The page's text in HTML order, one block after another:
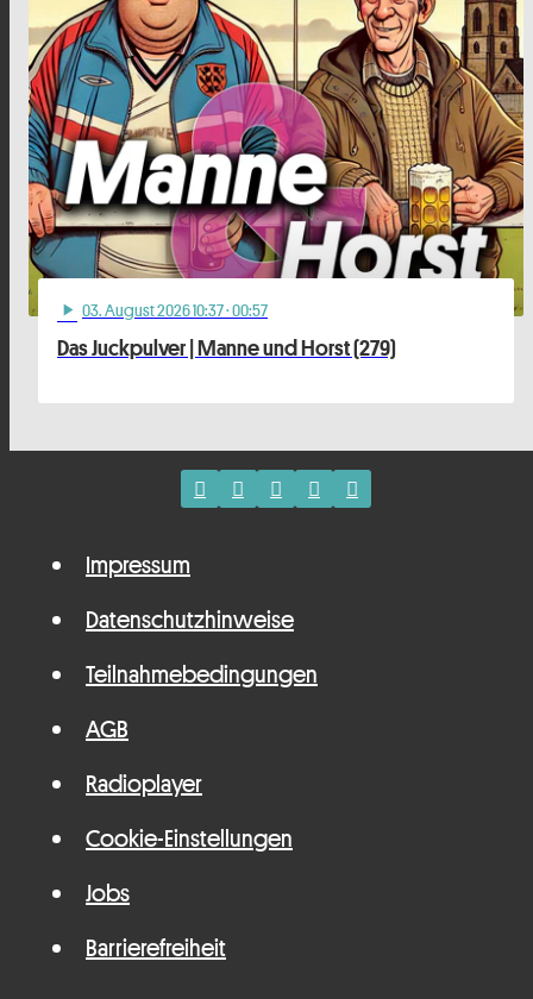
play_arrow 03. August 2026 10:37· 00:57
Das Juckpulver | Manne und Horst (279)
Impressum
Datenschutzhinweise
Teilnahmebedingungen
AGB
Radioplayer
Cookie-Einstellungen
Jobs
Barrierefreiheit